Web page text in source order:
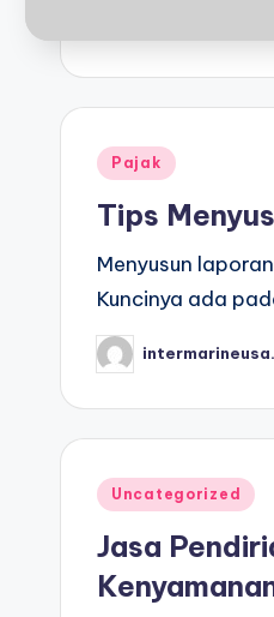
Posted
Pajak
Tips
Menyusun
Kuncinya ada
Posted
by
Posted
Uncategorized
Jasa